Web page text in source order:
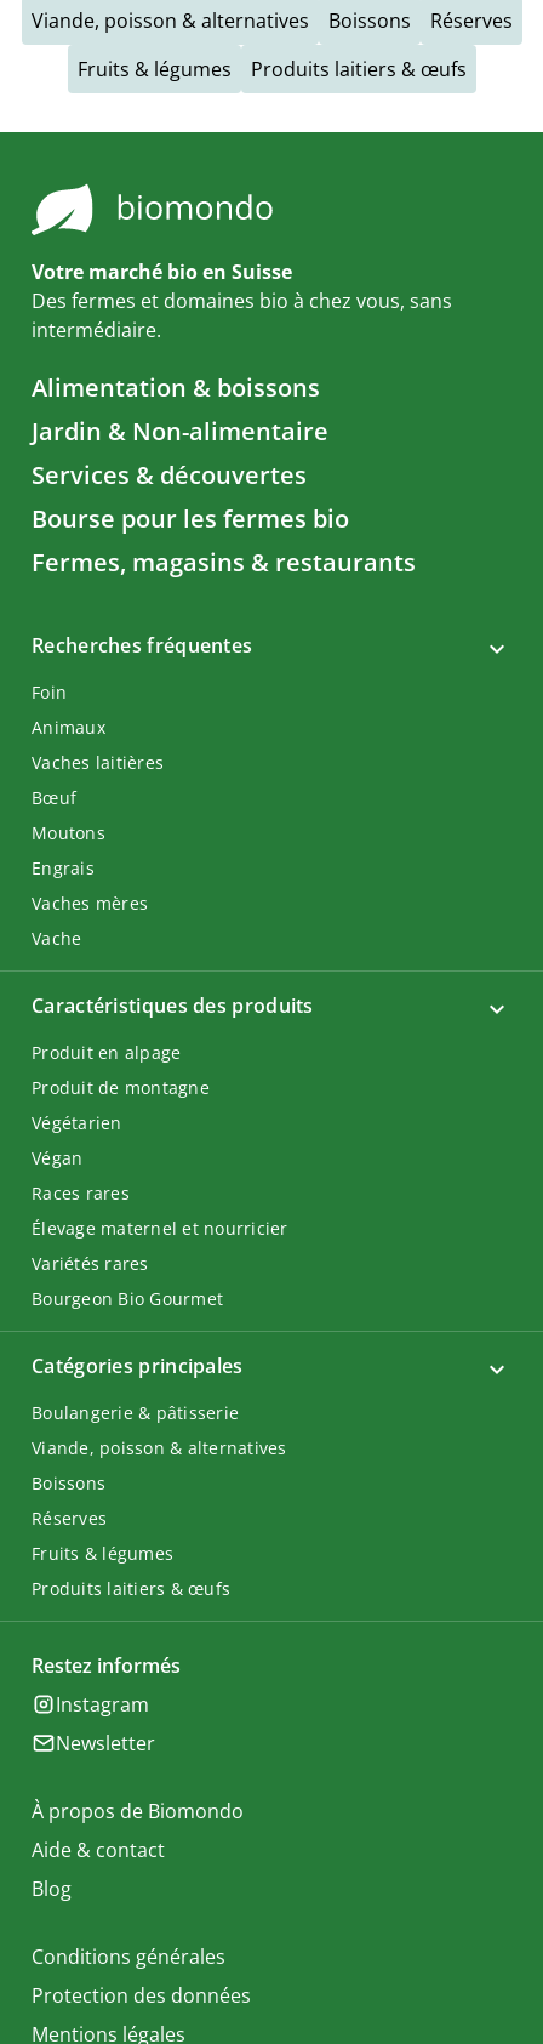
Viande, poisson & alternatives
Boissons
Réserves
Fruits & légumes
Produits laitiers & œufs
Votre marché bio en Suisse
Des fermes et domaines bio à chez vous, sans
intermédiaire.
Alimentation & boissons
Jardin & Non-alimentaire
Services & découvertes
Bourse pour les fermes bio
Fermes, magasins & restaurants
Recherches fréquentes
Foin
Animaux
Vaches laitières
Bœuf
Moutons
Engrais
Vaches mères
Vache
Catégories principales
Boulangerie & pâtisserie
Viande, poisson & alternatives
Boissons
Réserves
Fruits & légumes
Produits laitiers & œufs
Caractéristiques des produits
Produit en alpage
Produit de montagne
Végétarien
Végan
Races rares
Élevage maternel et nourricier
Variétés rares
Bourgeon Bio Gourmet
Restez informés
Instagram
Newsletter
À propos de Biomondo
Aide & contact
Blog
Conditions générales
Protection des données
Mentions légales